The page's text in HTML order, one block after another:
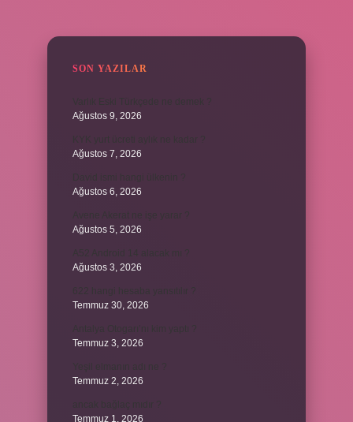
SON YAZILAR
Ağustos 9, 2026
Ağustos 7, 2026
Ağustos 6, 2026
Ağustos 5, 2026
Ağustos 3, 2026
Temmuz 30, 2026
Temmuz 3, 2026
Temmuz 2, 2026
Temmuz 1, 2026